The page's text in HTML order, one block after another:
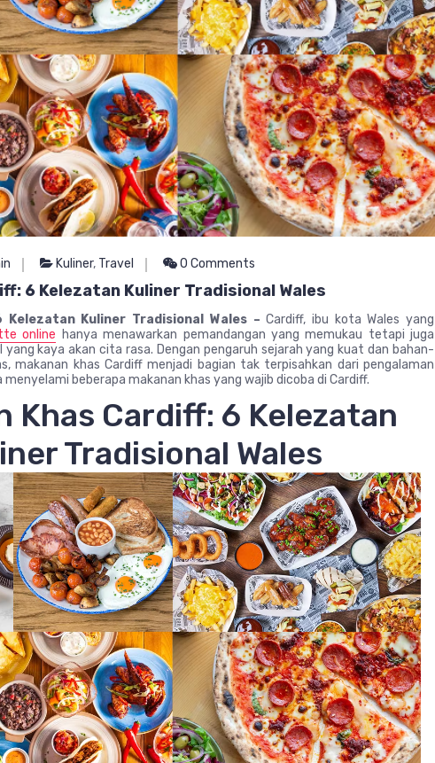
Kuliner, Travel 0 Comments
6 Kelezatan Kuliner Tradisional Wales
Kelezatan Kuliner Tradisional Wales –Cardiff, ibu kota Wales yang
online hanya menawarkan pemandangan yang memukau tetapi juga
kaya akan cita rasa. Dengan pengaruh sejarah yang kuat dan bahan-
makanan khas Cardiff menjadi bagian tak terpisahkan dari pengalaman
beberapa makanan khas yang wajib dicoba di Cardiff.
Khas Cardiff: 6 Kelezatan
Tradisional Wales